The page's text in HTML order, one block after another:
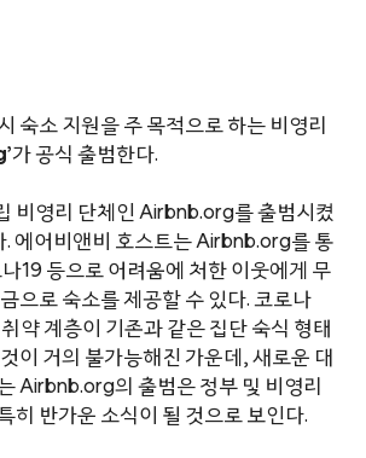
숙소 지원을 주 목적으로 하는 비영리
가 공식 출범한다.
비영리 단체인 Airbnb.org를 출범시켰
. 에어비앤비 호스트는 Airbnb.org를 통
19 등으로 어려움에 처한 이웃에게 무
으로 숙소를 제공할 수 있다. 코로나
약 계층이 기존과 같은 집단 숙식 형태
이 거의 불가능해진 가운데, 새로운 대
Airbnb.org의 출범은 정부 및 비영리
히 반가운 소식이 될 것으로 보인다.